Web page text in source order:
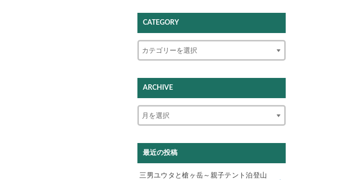
CATEGORY
ARCHIVE
最近の投稿
三男ユウタと槍ヶ岳～親子テント泊登山